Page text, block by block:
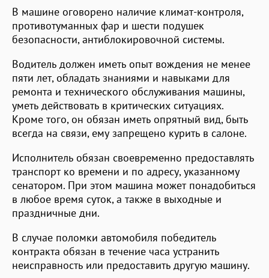
В машине оговорено наличие климат-контроля,
противотуманных фар и шести подушек
безопасности, антиблокировочной системы.
Водитель должен иметь опыт вождения не менее
пяти лет, обладать знаниями и навыками для
ремонта и технического обслуживания машины,
уметь действовать в критических ситуациях.
Кроме того, он обязан иметь опрятный вид, быть
всегда на связи, ему запрещено курить в салоне.
Исполнитель обязан своевременно предоставлять
транспорт ко времени и по адресу, указанному
сенатором. При этом машина может понадобиться
в любое время суток, а также в выходные и
праздничные дни.
В случае поломки автомобиля победитель
контракта обязан в течение часа устранить
неисправность или предоставить другую машину.